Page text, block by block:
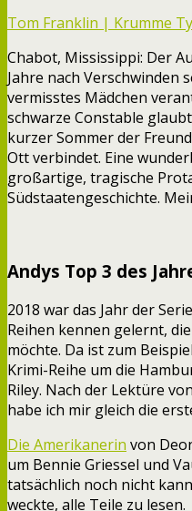
Tom Franklin | Krumme
Chabot, Mississippi: Der
Jahre nach Verschwinden
vermisstes Mädchen
schwarze Constable
kurzer Sommer der
Ott verbindet. Eine
großartige, tragische
Südstaatengeschichte.
Andys Top 3 des
2018 war das Jahr der
Reihen kennen gelernt,
möchte. Da ist zum
Krimi-Reihe um die
Riley. Nach der Lektüre von
habe ich mir gleich die
Die Amerikanerin von
um Bennie Griessel und
tatsächlich noch nicht
weckte, alle Teile zu lesen.